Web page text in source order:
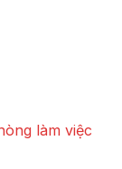
làm việc